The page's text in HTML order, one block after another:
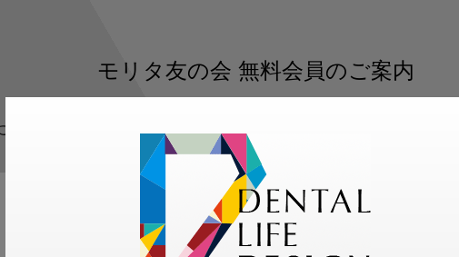
モリタ友の会 無料会員のご案内
登録いただくと、デンタルライフデザインをもっと便利にご利用い
メリット